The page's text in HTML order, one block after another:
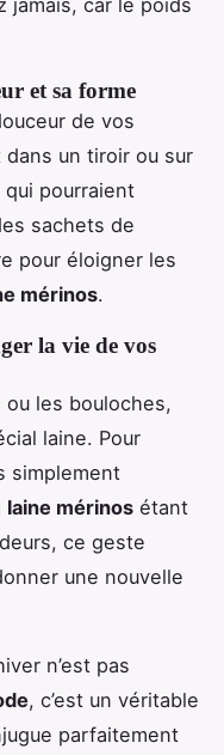
et sa forme
de vos
un tiroir ou sur
pourraient
sachets de
pour éloigner les
mérinos.
la vie de vos
les bouloches,
laine. Pour
simplement
laine mérinos étant
ce geste
une nouvelle
n’est pas
, c’est un véritable
parfaitement